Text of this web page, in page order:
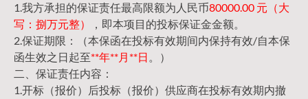
1.我方承担的保证责任最高限额为人民币80000.00 元（大
写：捌万元整）
，即本项目的投标保证金金额。
2.保证期限：（本保函在投标有效期间内保持有效/自本保
函生效之日起至**年**月**日 。）
二、保证责任内容：
1.开标（报价）后投标（报价）供应商在投标有效期内撤